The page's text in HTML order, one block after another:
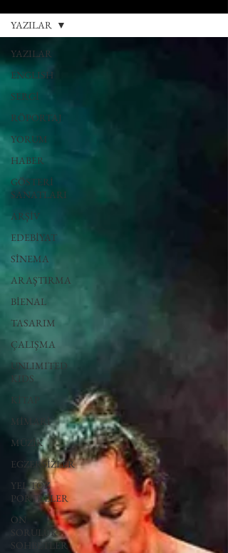
YAZILAR
ENGLISH
SERGİ
RÖPORTAJ
YORUM
HABER
GÖSTERİ
SANATLARI
ARŞİV
EDEBİYAT
SİNEMA
ARAŞTIRMA
BİENAL
TASARIM
ÇALIŞMA
UNLIMITED
KIDS
KİTAP
MİMARİ
MÜZİK
EGZERSİZLER
YEL TOZ
PORTRELER
ON
SORULUK
SOHBETLER
YAZILAR